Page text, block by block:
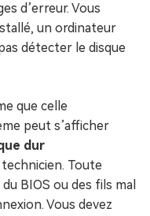
d’erreur. Vous
un ordinateur
détecter le disque
que celle
peut s’afficher
dur
Toute
BIOS ou des fils mal
Vous devez